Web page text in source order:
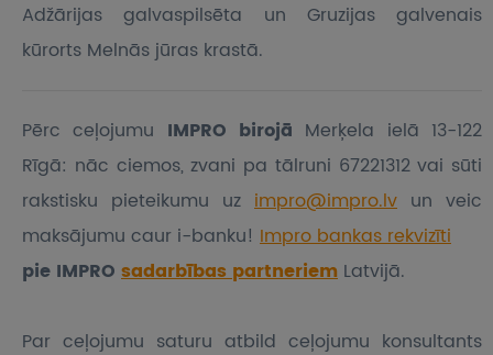
Adžārijas galvaspilsēta un Gruzijas galvenais
kūrorts Melnās jūras krastā.
Pērc ceļojumu IMPRO birojā Merķela ielā 13-122
Rīgā: nāc ciemos, zvani pa tālruni 67221312 vai sūti
rakstisku pieteikumu uz impro@impro.lv un veic
maksājumu caur i-banku! Impro bankas rekvizīti
pie IMPRO sadarbības partneriem Latvijā.
Par ceļojumu saturu atbild ceļojumu konsultants